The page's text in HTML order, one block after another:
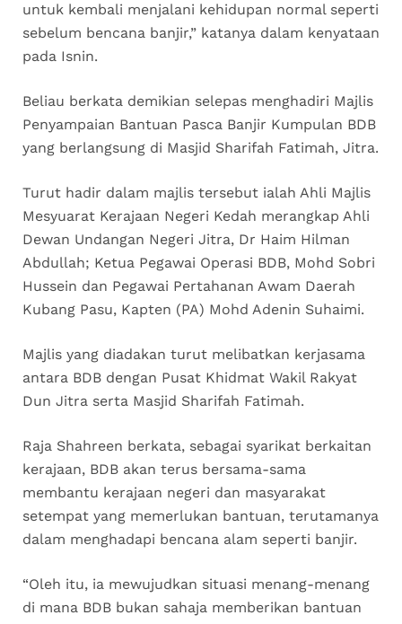
untuk kembali menjalani kehidupan normal seperti
sebelum bencana banjir,” katanya dalam kenyataan
pada Isnin.
Beliau berkata demikian selepas menghadiri Majlis
Penyampaian Bantuan Pasca Banjir Kumpulan BDB
yang berlangsung di Masjid Sharifah Fatimah, Jitra.
Turut hadir dalam majlis tersebut ialah Ahli Majlis
Mesyuarat Kerajaan Negeri Kedah merangkap Ahli
Dewan Undangan Negeri Jitra, Dr Haim Hilman
Abdullah; Ketua Pegawai Operasi BDB, Mohd Sobri
Hussein dan Pegawai Pertahanan Awam Daerah
Kubang Pasu, Kapten (PA) Mohd Adenin Suhaimi.
Majlis yang diadakan turut melibatkan kerjasama
antara BDB dengan Pusat Khidmat Wakil Rakyat
Dun Jitra serta Masjid Sharifah Fatimah.
Raja Shahreen berkata, sebagai syarikat berkaitan
kerajaan, BDB akan terus bersama-sama
membantu kerajaan negeri dan masyarakat
setempat yang memerlukan bantuan, terutamanya
dalam menghadapi bencana alam seperti banjir.
“Oleh itu, ia mewujudkan situasi menang-menang
di mana BDB bukan sahaja memberikan bantuan